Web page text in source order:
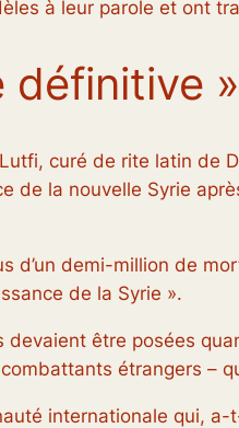
à leur parole et ont
définitive »
curé de rite latin de
la nouvelle Syrie
d’un demi-million de
de la Syrie ».
être posées
étrangers –
internationale qui,